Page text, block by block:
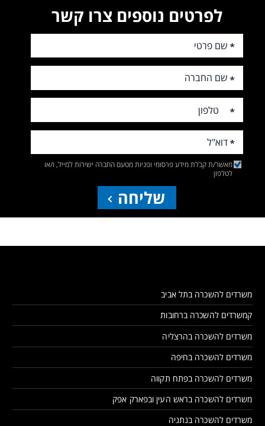
לפרטים נוספים צרו קשר
מאשר/ת קבלת מידע פרסומי ופניות מטעם החברה ישירות למייל, ו/או
לטלפון
שליחה
משרדים להשכרה בתל אביב
קמשרדים להשכרה ברחובות
משרדים להשכרה בהרצליה
משרדים להשכרה בחיפה
משרדים להשכרה בפתח תקווה
משרדים להשכרה בראש העין ובפארק אפק
משרדים להשכרה בנתניה